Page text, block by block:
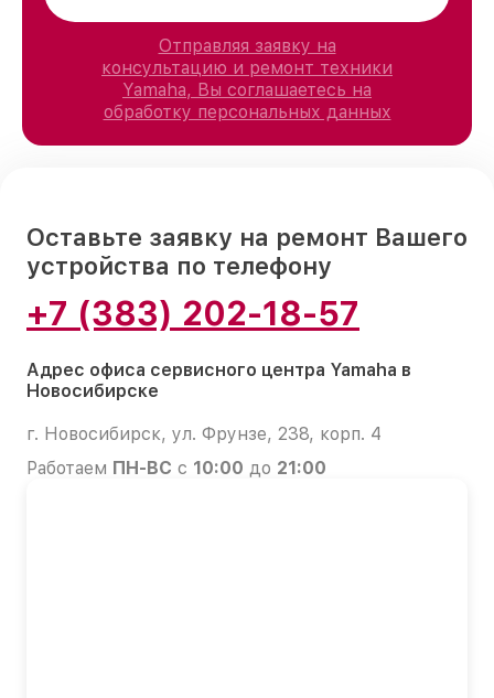
Отправляя заявку на
консультацию и ремонт техники
Yamaha, Вы соглашаетесь на
обработку персональных данных
Оставьте заявку на ремонт Вашего
устройства по телефону
+7 (383) 202-18-57
Адрес офиса сервисного центра Yamaha в
Новосибирске
г. Новосибирск, ул. Фрунзе, 238, корп. 4
Работаем ПН-ВС с 10:00 до 21:00